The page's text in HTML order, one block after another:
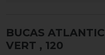
BUCAS
VERT , 120